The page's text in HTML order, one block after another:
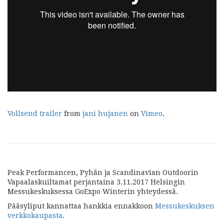
Vollsend trailer from jani hujanen on Vimeo.
Peak Performancen, Pyhän ja Scandinavian Outdoorin
Vapaalaskuiltamat perjantaina 3.11.2017 Helsingin
Messukeskuksessa GoExpo Winterin yhteydessä.
Pääsyliput kannattaa hankkia ennakkoon Messukeskuksen
verkkokaupasta.